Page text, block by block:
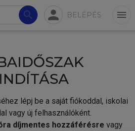
search person BELÉPÉS menu
lépj be a saját fiókoddal, iskolai
vagy új felhasználóként.
díjmentes hozzáférésre vagy